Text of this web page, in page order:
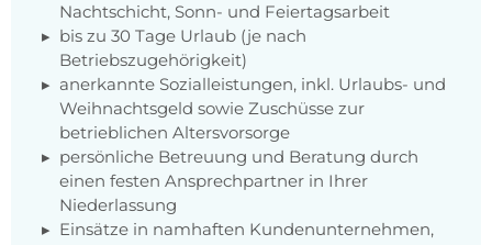
Nachtschicht, Sonn- und Feiertagsarbeit
bis zu 30 Tage Urlaub (je nach
Betriebszugehörigkeit)
anerkannte Sozialleistungen, inkl. Urlaubs- und
Weihnachtsgeld sowie Zuschüsse zur
betrieblichen Altersvorsorge
persönliche Betreuung und Beratung durch
einen festen Ansprechpartner in Ihrer
Niederlassung
Einsätze in namhaften Kundenunternehmen,